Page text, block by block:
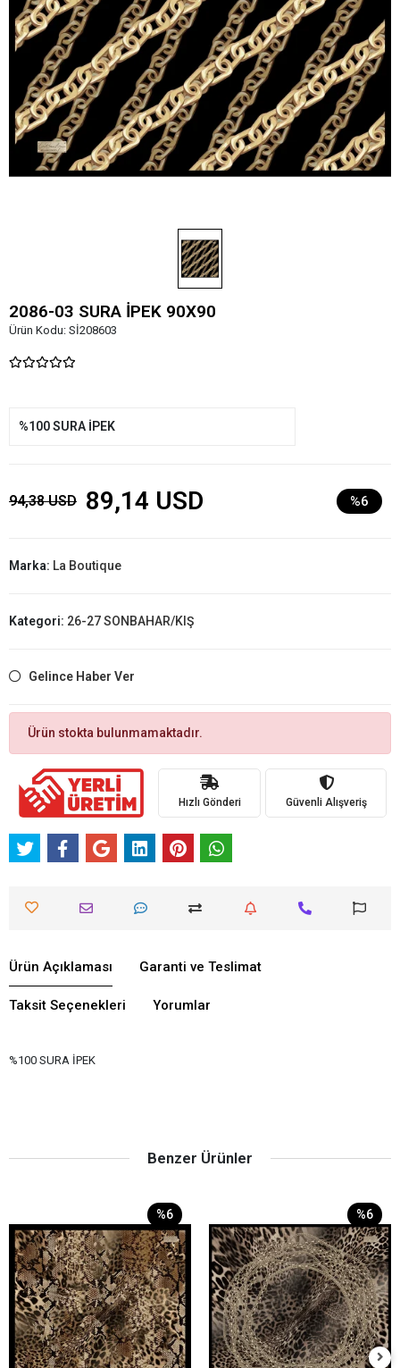
2086-03 SURA İPEK 90X90
Ürün Kodu: Sİ208603
%100 SURA İPEK
94,38 USD 89,14 USD %6
Marka: La Boutique
Kategori: 26-27 SONBAHAR/KIŞ
Gelince Haber Ver
Ürün stokta bulunmamaktadır.
Hızlı Gönderi Güvenli Alışveriş
Ürün Açıklaması Garanti ve Teslimat
Taksit Seçenekleri Yorumlar
%100 SURA İPEK
Benzer Ürünler
%6 %6